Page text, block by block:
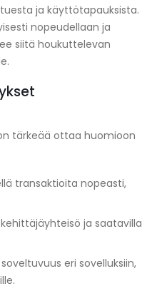
ja käyttötapauksista.
nopeudellaan ja
siitä houkuttelevan
tärkeää ottaa huomioon
transaktioita nopeasti,
ja saatavilla
eri sovelluksiin,